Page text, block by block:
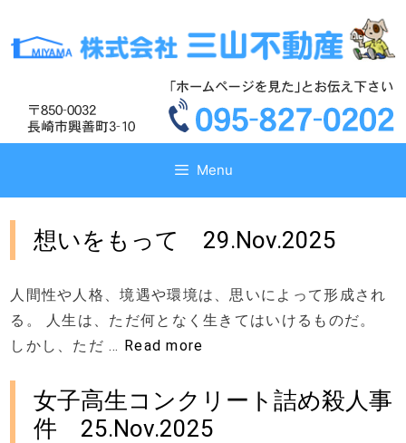
テ
ス
テ
ス
Menu
想いをもって 29.Nov.2025
人間性や人格、境遇や環境は、思いによって形成され
る。 人生は、ただ何となく生きてはいけるものだ。
しかし、ただ … Read more
女子高生コンクリート詰め殺人事
件 25.Nov.2025